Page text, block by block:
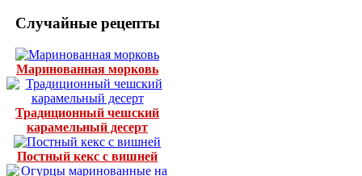
Случайные рецепты
Маринованная морковь
Традиционный чешский
карамельный десерт
Постный кекс с вишней